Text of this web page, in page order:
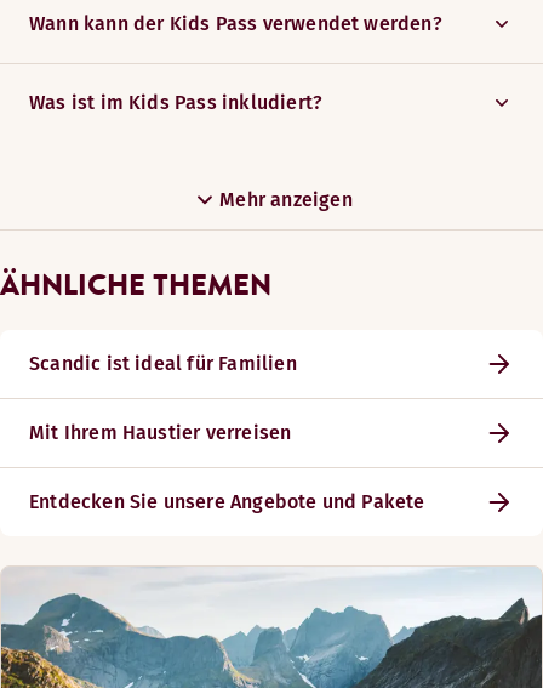
Wann kann der Kids Pass verwendet werden?
Was ist im Kids Pass inkludiert?​
Mehr anzeigen
ÄHNLICHE THEMEN
Scandic ist ideal für Familien
Mit Ihrem Haustier verreisen
Entdecken Sie unsere Angebote und Pakete